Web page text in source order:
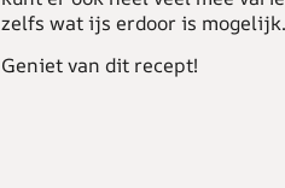
zelfs wat ijs erdoor is mogelijk.
Geniet van dit recept!